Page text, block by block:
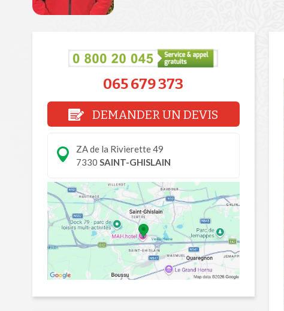
065 679 373
DEMANDER UN DEVIS
ZA de la Rivierette 49
7330 SAINT-GHISLAIN